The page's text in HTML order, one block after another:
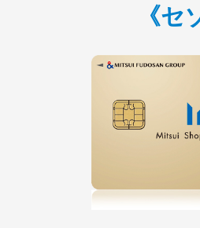
《セ